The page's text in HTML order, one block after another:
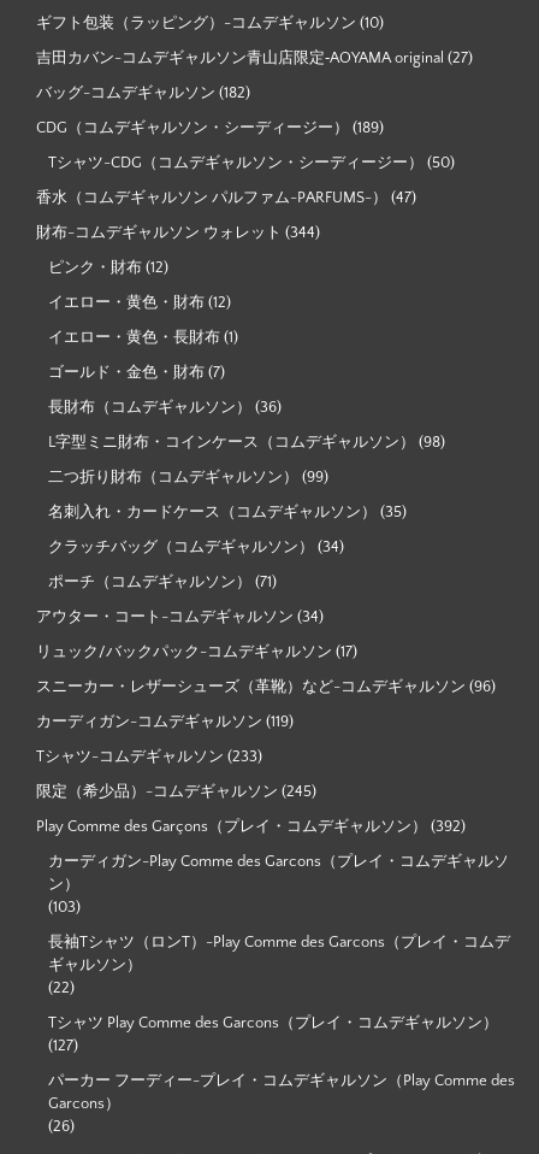
ギフト包装（ラッピング）-コムデギャルソン (10)
吉田カバン-コムデギャルソン青山店限定‐AOYAMA original (27)
バッグ-コムデギャルソン (182)
CDG（コムデギャルソン・シーディージー） (189)
Tシャツ-CDG（コムデギャルソン・シーディージー） (50)
香水（コムデギャルソン パルファム-PARFUMS-） (47)
財布-コムデギャルソン ウォレット (344)
ピンク・財布 (12)
イエロー・黄色・財布 (12)
イエロー・黄色・長財布 (1)
ゴールド・金色・財布 (7)
長財布（コムデギャルソン） (36)
L字型ミニ財布・コインケース（コムデギャルソン） (98)
二つ折り財布（コムデギャルソン） (99)
名刺入れ・カードケース（コムデギャルソン） (35)
クラッチバッグ（コムデギャルソン） (34)
ポーチ（コムデギャルソン） (71)
アウター・コート-コムデギャルソン (34)
リュック/バックパック-コムデギャルソン (17)
スニーカー・レザーシューズ（革靴）など-コムデギャルソン (96)
カーディガン-コムデギャルソン (119)
Tシャツ-コムデギャルソン (233)
限定（希少品）-コムデギャルソン (245)
Play Comme des Garçons（プレイ・コムデギャルソン） (392)
カーディガン-Play Comme des Garcons（プレイ・コムデギャルソ
ン）
(103)
長袖Tシャツ（ロンT）-Play Comme des Garcons（プレイ・コムデ
ギャルソン）
(22)
Tシャツ Play Comme des Garcons（プレイ・コムデギャルソン）
(127)
パーカー フーディー-プレイ・コムデギャルソン（Play Comme des
Garcons）
(26)